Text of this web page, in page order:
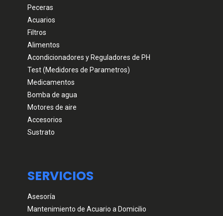
Peceras
Acuarios
Filtros
Alimentos
Acondicionadores y Reguladores de PH
Test (Medidores de Parametros)
Medicamentos
Bomba de agua
Motores de aire
Accesorios
Sustrato
SERVICIOS
Asesoría
Mantenimiento de Acuario a Domicilio